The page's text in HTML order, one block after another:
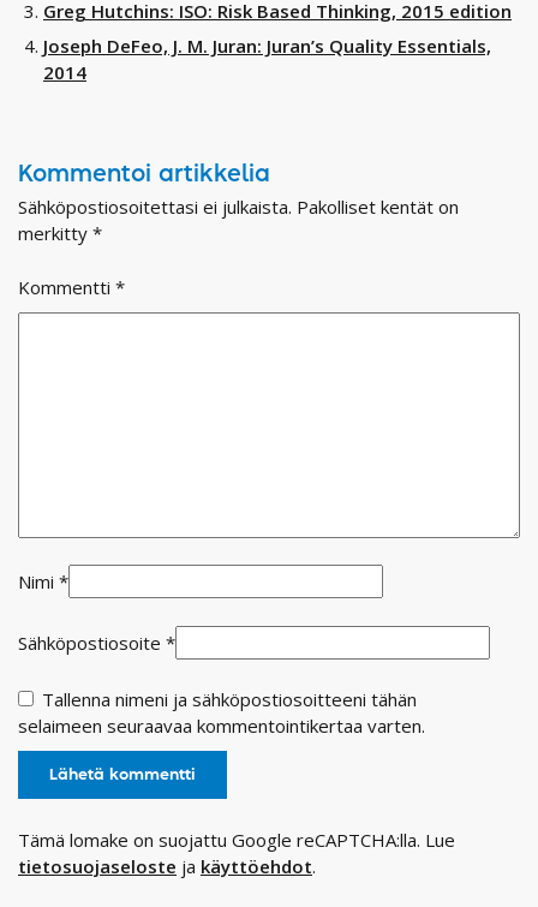
Greg Hutchins: ISO: Risk Based Thinking, 2015 edition
Joseph DeFeo, J. M. Juran: Juran’s Quality Essentials,
2014
Kommentoi artikkelia
Sähköpostiosoitettasi ei julkaista. Pakolliset kentät on
merkitty *
Kommentti *
Nimi *
Sähköpostiosoite *
Tallenna nimeni ja sähköpostiosoitteeni tähän
selaimeen seuraavaa kommentointikertaa varten.
Tämä lomake on suojattu Google reCAPTCHA:lla. Lue
tietosuojaseloste ja käyttöehdot.